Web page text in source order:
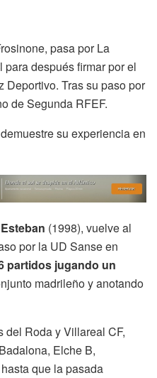
pasa por La
después firmar por el
Deportivo. Tras su paso por
de Segunda RFEF.
su experiencia en
(1998), vuelve al
por la UD Sanse en
partidos jugando un
madrileño y anotando
del Roda y Villareal CF,
Elche B,
que la pasada